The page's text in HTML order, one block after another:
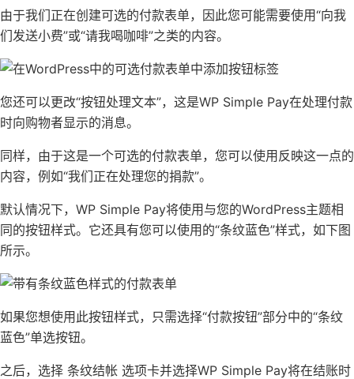
由于我们正在创建可选的付款表单，因此您可能需要使用“向我
们发送小费”或“请我喝咖啡”之类的内容。
您还可以更改“按钮处理文本”，这是WP Simple Pay在处理付款
时向购物者显示的消息。
同样，由于这是一个可选的付款表单，您可以使用反映这一点的
内容，例如“我们正在处理您的捐款”。
默认情况下，WP Simple Pay将使用与您的WordPress主题相
同的按钮样式。它还具有您可以使用的“条纹蓝色”样式，如下图
所示。
如果您想使用此按钮样式，只需选择“付款按钮”部分中的“条纹
蓝色”单选按钮。
之后，选择 条纹结帐 选项卡并选择WP Simple Pay将在结账时